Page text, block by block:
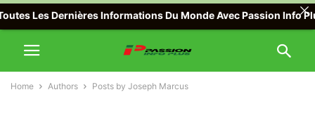
Home Authors Posts by Joseph Marcus
Informations Du Monde Avec Passion Info Plus , Pour